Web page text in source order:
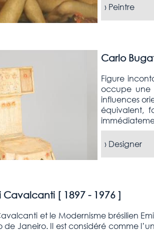
› Peintre
Carlo
Figure
occupe une
influences
équivalent,
› Designer
Cavalcanti [ 1897 - 1976]
et le Modernisme brésilien
de Janeiro. Il est considéré comme